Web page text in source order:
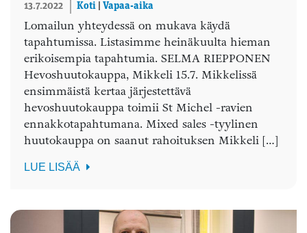
13.7.2022 Koti Vapaa-aika
Lomailun yhteydessä on mukava käydä
tapahtumissa. Listasimme heinäkuulta hieman
erikoisempia tapahtumia. SELMA RIEPPONEN
Hevoshuutokauppa, Mikkeli 15.7. Mikkelissä
ensimmäistä kertaa järjestettävä
hevoshuutokauppa toimii St Michel -ravien
ennakkotapahtumana. Mixed sales -tyylinen
huutokauppa on saanut rahoituksen Mikkeli […]
LUE LISÄÄ